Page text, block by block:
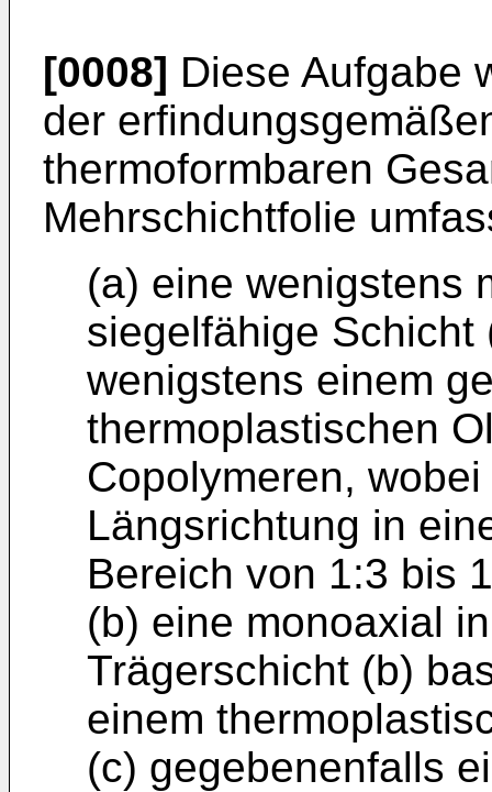
[0008] Diese Aufgabe
der
thermoformbaren
Mehrschichtfolie
(a) eine wenigstens
siegelfähige Schicht
wenigstens einem
thermoplastischen
Copolymeren,
Längsrichtung in
Bereich von 1:3 bis
(b) eine monoaxial
Trägerschicht (b)
einem
(c) gegebenenfalls